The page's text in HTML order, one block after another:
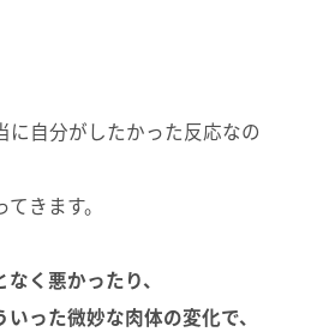
に自分がしたかった反応なの
きます。
く悪かったり、
った微妙な肉体の変化で、